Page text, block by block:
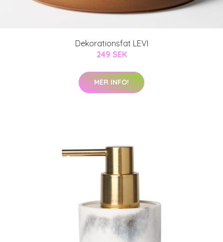
Dekorationsfat LEVI
249 SEK
MER INFO!